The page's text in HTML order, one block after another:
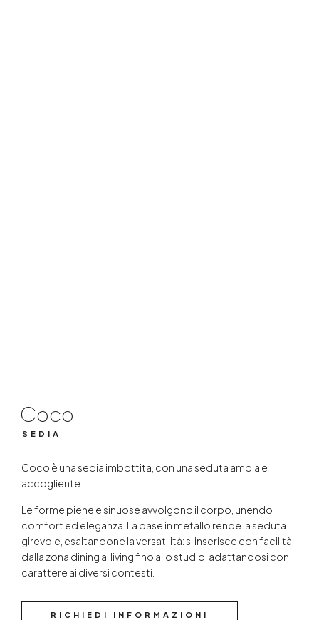
Coco
SEDIA
Coco è una sedia imbottita, con una seduta ampia e
accogliente.
Le forme piene e sinuose avvolgono il corpo, unendo
comfort ed eleganza. La base in metallo rende la seduta
girevole, esaltandone la versatilità: si inserisce con facilità
dalla zona dining al living fino allo studio, adattandosi con
carattere ai diversi contesti.
RICHIEDI INFORMAZIONI